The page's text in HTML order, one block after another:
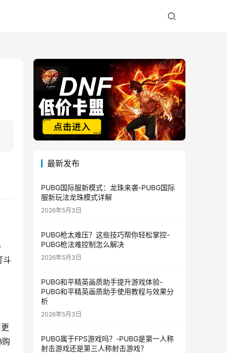
斗
最新发布
PUBG国际服新模式：龙珠来袭-PUBG国际
服新玩法龙珠模式详解
2026年5月3日
PUBG枪太难压？这些技巧帮你轻松掌控-
PUBG枪法难控制怎么解决
2026年5月3日
PUBG和平精英画质助手提升游戏体验-
PUBG和平精英画质助手使用教程与效果分
析
2026年5月3日
PUBG属于FPS游戏吗？-PUBG是第一人称
射击游戏还是第三人称射击游戏？